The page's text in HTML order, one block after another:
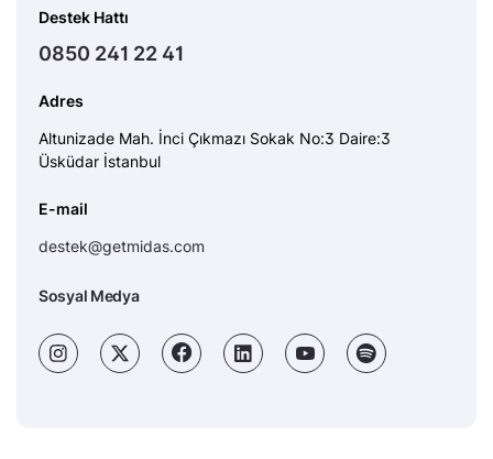
Destek Hattı
0850 241 22 41
Adres
Altunizade Mah. İnci Çıkmazı Sokak No:3 Daire:3
Üsküdar İstanbul
E-mail
destek@getmidas.com
Sosyal Medya